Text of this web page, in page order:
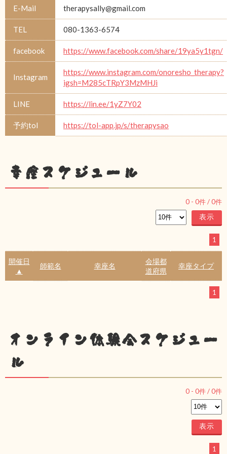
E-Mail therapysally@gmail.com
TEL 080-1363-6574
facebook https://www.facebook.com/share/19ya5y1tgn/
Instagram
https://www.instagram.com/onoresho_therapy?
igsh=M285cTRpY3MzMHJi
LINE https://lin.ee/1yZ7Y02
予約tol https://tol-app.jp/s/therapysao
幸座スケジュール
0 - 0件 /0件
1
開催日
▲
師範名 幸座名
会場都
道府県
幸座タイプ
1
オンライン体験会スケジュー
ル
0 - 0件 /0件
1